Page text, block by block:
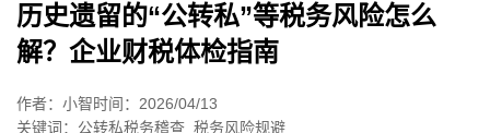
历史遗留的“公转私”等税务风险怎么
解？企业财税体检指南
作者：小智时间：2026/04/13
关键词： 公转私税务稽查 税务风险规避